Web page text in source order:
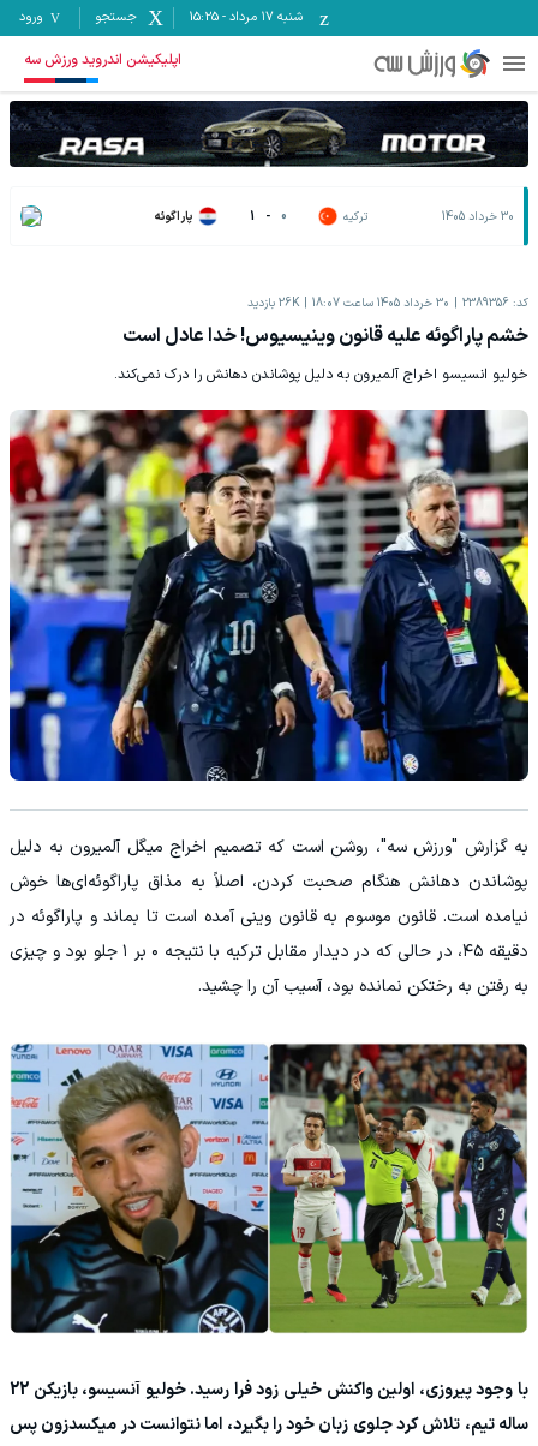
شنبه ۱۷ مرداد -
15:25 جستجو ورود
اپلیکیشن اندروید ورزش سه
30 خرداد 1405 ترکیه 0
-
1 پاراگوئه
کد: 2389356 30 خرداد 1405 ساعت 18:07 26K بازدید
خشم پاراگوئه‌ علیه قانون وینیسیوس! خدا عادل است
خولیو انسیسو اخراج آلمیرون به دلیل پوشاندن دهانش را درک نمی‌کند.
به گزارش "ورزش سه"، روشن است که تصمیم اخراج میگل آلمیرون به دلیل
پوشاندن دهانش هنگام صحبت کردن، اصلاً به مذاق پاراگوئه‌ای‌ها خوش
نیامده است. قانون موسوم به قانون وینی آمده است تا بماند و پاراگوئه در
دقیقه ۴۵، در حالی که در دیدار مقابل ترکیه با نتیجه ۰ بر ۱ جلو بود و چیزی
به رفتن به رختکن نمانده بود، آسیب آن را چشید.
با وجود پیروزی، اولین واکنش خیلی زود فرا رسید. خولیو آنسیسو، بازیکن 22
ساله تیم، تلاش کرد جلوی زبان خود را بگیرد، اما نتوانست در میکسدزون پس